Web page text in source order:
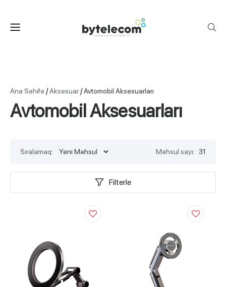
Ana Səhifə /Aksesuar/Avtomobil Aksesuarları
Avtomobil Aksesuarları
Sıralamaq: Məhsul sayı: 31
Filterle